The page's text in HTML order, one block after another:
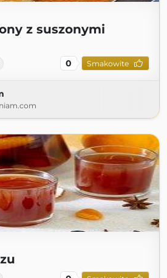
z suszonymi
0 Smakowite